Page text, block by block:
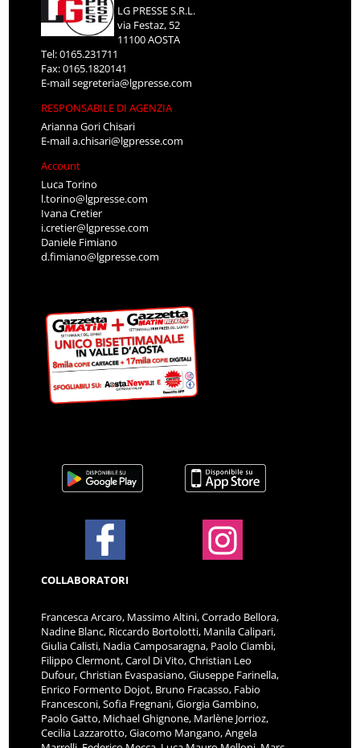
LG PRESSE S.R.L.
via Festaz, 52
11100 AOSTA
Tel: 0165.231711
Fax: 0165.1820141
E-mailsegreteria@lgpresse.com
RESPONSABILE DI AGENZIA
Arianna Gori Chisari
E-maila.chisari@lgpresse.com
Account
Luca Torino
l.torino@lgpresse.com
Ivana Cretier
i.cretier@lgpresse.com
Daniele Fimiano
d.fimiano@lgpresse.com
COLLABORATORI
Francesca Arcaro, Massimo Altini, Corrado Bellora,
Nadine Blanc, Riccardo Bortolotti, Manila Calipari,
Giulia Calisti, Nadia Camposaragna, Paolo Ciambi,
Filippo Clermont, Carol Di Vito, Christian Leo
Dufour, Christian Evaspasiano, Giuseppe Farinella,
Enrico Formento Dojot, Bruno Fracasso, Fabio
Francesconi, Sofia Fregnani, Giorgia Gambino,
Paolo Gatto, Michael Ghignone, Marlène Jorrioz,
Cecilia Lazzarotto, Giacomo Mangano, Angela